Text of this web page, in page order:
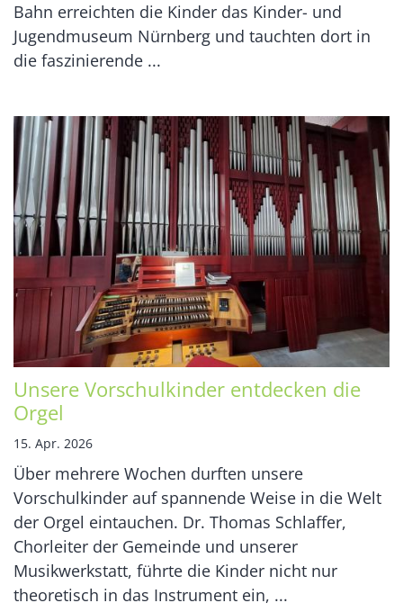
Bahn erreichten die Kinder das Kinder- und
Jugendmuseum Nürnberg und tauchten dort in
die faszinierende ...
Unsere Vorschulkinder entdecken die
Orgel
15. Apr. 2026
Über mehrere Wochen durften unsere
Vorschulkinder auf spannende Weise in die Welt
der Orgel eintauchen. Dr. Thomas Schlaffer,
Chorleiter der Gemeinde und unserer
Musikwerkstatt, führte die Kinder nicht nur
theoretisch in das Instrument ein, ...